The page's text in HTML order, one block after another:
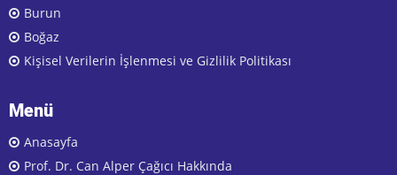
Burun
Boğaz
Kişisel Verilerin İşlenmesi ve Gizlilik Politikası
Menü
Anasayfa
Prof. Dr. Can Alper Çağıcı Hakkında